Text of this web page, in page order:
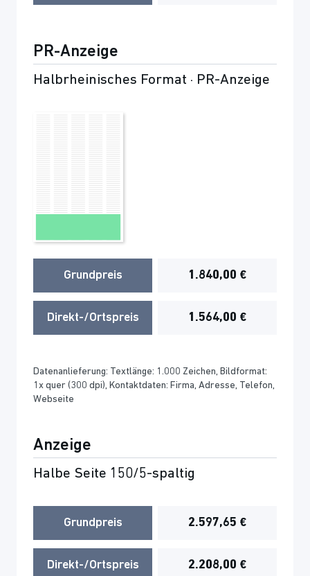
PR-Anzeige
Halbrheinisches Format · PR-Anzeige
Grundpreis 1.840,00 €
Direkt-/Ortspreis 1.564,00 €
Datenanlieferung: Textlänge: 1.000 Zeichen, Bildformat:
1x quer (300 dpi), Kontaktdaten: Firma, Adresse, Telefon,
Webseite
Anzeige
Halbe Seite 150/5-spaltig
Grundpreis 2.597,65 €
Direkt-/Ortspreis 2.208,00 €